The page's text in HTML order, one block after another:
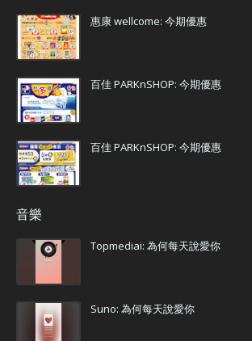
惠康 wellcome: 今期優惠
百佳 PARKnSHOP: 今期優惠
百佳 PARKnSHOP: 今期優惠
音樂
Topmediai: 為何每天說愛你
Suno: 為何每天說愛你